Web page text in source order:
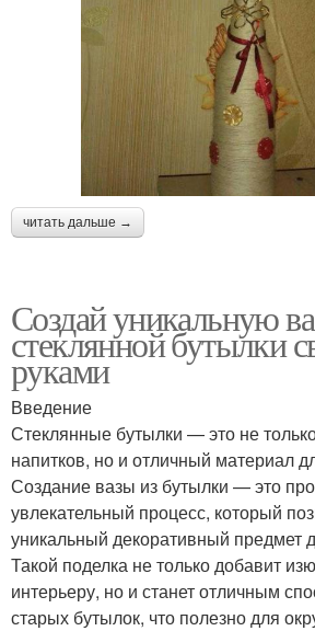
читать дальше →
Создай уникальную
стеклянной бутылки
руками
Введение
Стеклянные бутылки — это не
напитков, но и отличный материал
Создание вазы из бутылки — это
увлекательный процесс, который
уникальный декоративный предмет
Такой поделка не только добавит
интерьеру, но и станет отличным
старых бутылок, что полезно для